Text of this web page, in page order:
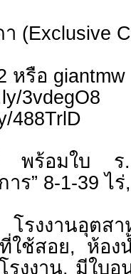
(Exclusive
หรือ
3vdegO8
488TrlD
พร้อมใบ ร.
ร” 8-1-39 ไ
รงงานอุต
ช้สอย, ห้อง
งงาน, มีใบ